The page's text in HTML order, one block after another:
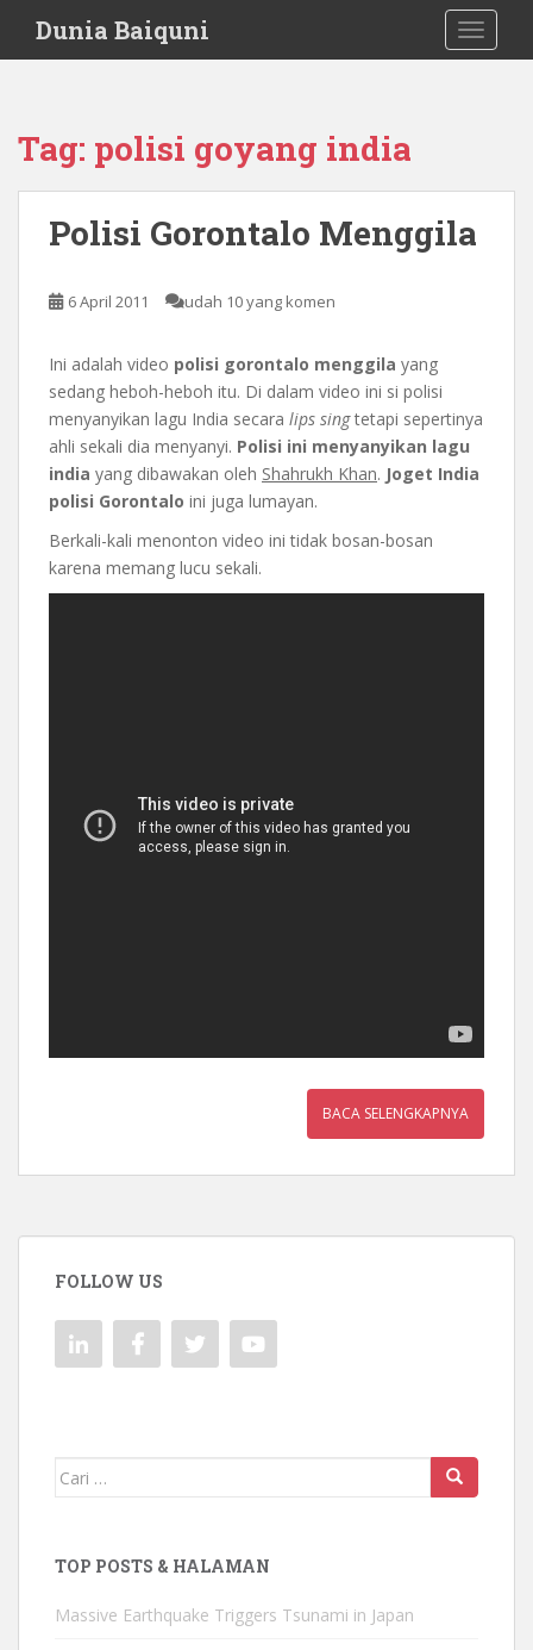
i
Dunia Baiquni
Tag: polisi goyang india
Polisi Gorontalo Menggila
6 April 2011 udah 10 yang komen
Ini adalah video polisi gorontalo menggila yang
sedang heboh-heboh itu. Di dalam video ini si polisi
menyanyikan lagu India secara lips singtetapi sepertinya
ahli sekali dia menyanyi. Polisi ini menyanyikan lagu
india yang dibawakan oleh Shahrukh Khan. Joget India
polisi Gorontalo ini juga lumayan.
Berkali-kali menonton video ini tidak bosan-bosan
karena memang lucu sekali.
BACA SELENGKAPNYA
FOLLOW US
Mencari:
TOP POSTS & HALAMAN
Massive Earthquake Triggers Tsunami in Japan